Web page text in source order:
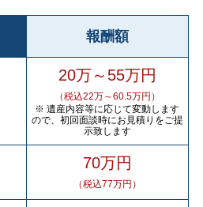
報酬額
20万～55万円
（税込22万～60.5万円）
※ 遺産内容等に応じて変動します
ので、初回面談時にお見積りをご提
示致します
70万円
（税込77万円）